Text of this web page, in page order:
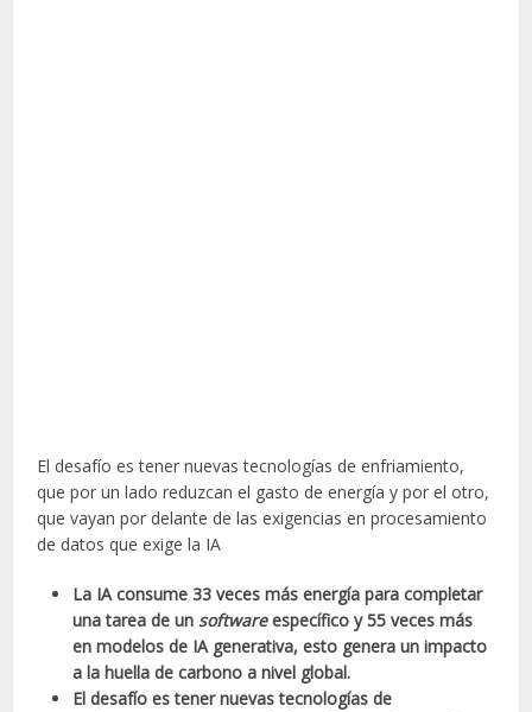
El desafío es tener nuevas tecnologías de enfriamiento,
que por un lado reduzcan el gasto de energía y por el otro,
que vayan por delante de las exigencias en procesamiento
de datos que exige la IA
La IA consume 33 veces más energía para completar
una tarea de un softwareespecífico y 55 veces más
en modelos de IA generativa, esto genera un impacto
a la huella de carbono a nivel global.
El desafío es tener nuevas tecnologías de